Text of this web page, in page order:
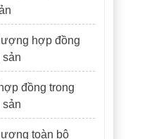
hợp đồng
sản
đồng trong
sản
toàn bộ